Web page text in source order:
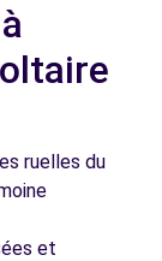
ruelles du
et